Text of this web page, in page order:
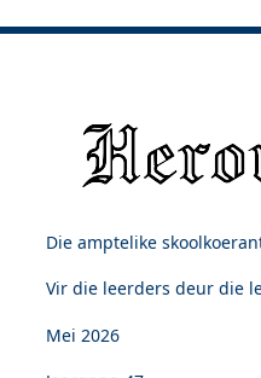
Die amptelike
Vir die leerders deur die
Mei 2026